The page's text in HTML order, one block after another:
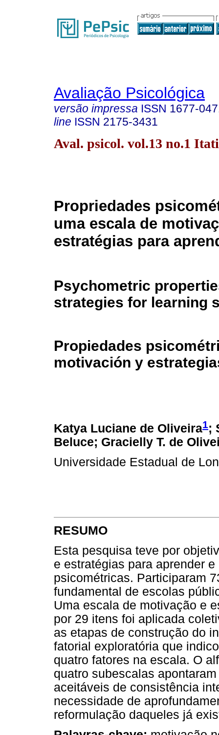
Avaliação Psicológica
versão impressa ISSN 1677-
line ISSN 2175-3431
Aval. psicol. vol.13 no.1
Propriedades
uma escala de
estratégias para
Psychometric
strategies for learning
Propiedades
motivación y
Katya Luciane de Oliveira1;
Beluce; Gracielly T. de
Universidade Estadual de
RESUMO
Esta pesquisa teve por
e estratégias para aprender
psicométricas. Participaram
fundamental de escolas
Uma escala de motivação e
por 29 itens foi aplicada
as etapas de construção do
fatorial exploratória que
quatro fatores na escala. O
quatro subescalas
aceitáveis de consistência
necessidade de
reformulação daqueles já